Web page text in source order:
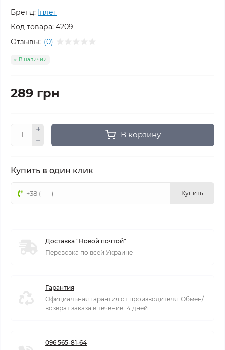
Бренд: Інлет
Код товара: 4209
Отзывы: (0)
В наличии
289 грн
В корзину
Купить в один клик
Купить
Доставка "Новой почтой"
Перевозка по всей Украине
Гарантия
Официальная гарантия от производителя. Обмен/
возврат заказа в течение 14 дней
096 565-81-64